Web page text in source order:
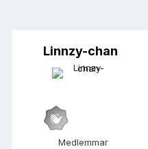
Linnzy-chan
Medlemmar